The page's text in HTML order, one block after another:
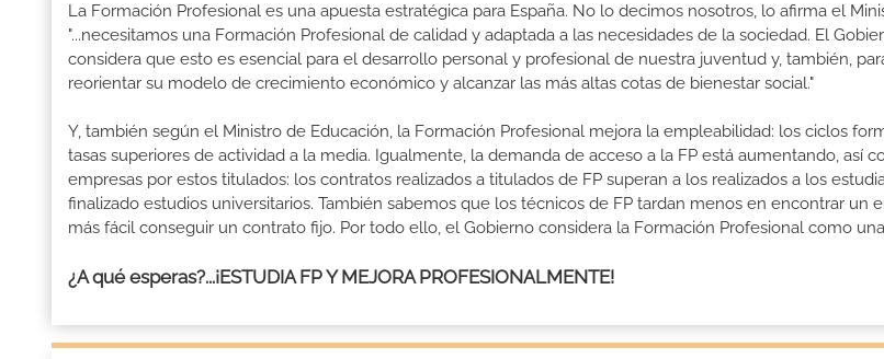
La Formación Profesional es una apuesta estratégica para España. No lo decimos nosotros, lo afirma el
"...necesitamos una Formación Profesional de calidad y adaptada a las necesidades de la sociedad. El
considera que esto es esencial para el desarrollo personal y profesional de nuestra juventud y, también,
reorientar su modelo de crecimiento económico y alcanzar las más altas cotas de bienestar social."
Y, también según el Ministro de Educación, la Formación Profesional mejora la empleabilidad: los ciclos
tasas superiores de actividad a la media. Igualmente, la demanda de acceso a la FP está aumentando, así
empresas por estos titulados: los contratos realizados a titulados de FP superan a los realizados a los
finalizado estudios universitarios. También sabemos que los técnicos de FP tardan menos en encontrar un
más fácil conseguir un contrato fijo. Por todo ello, el Gobierno considera la Formación Profesional como
¿A qué esperas?...¡ESTUDIA FP Y MEJORA PROFESIONALMENTE!